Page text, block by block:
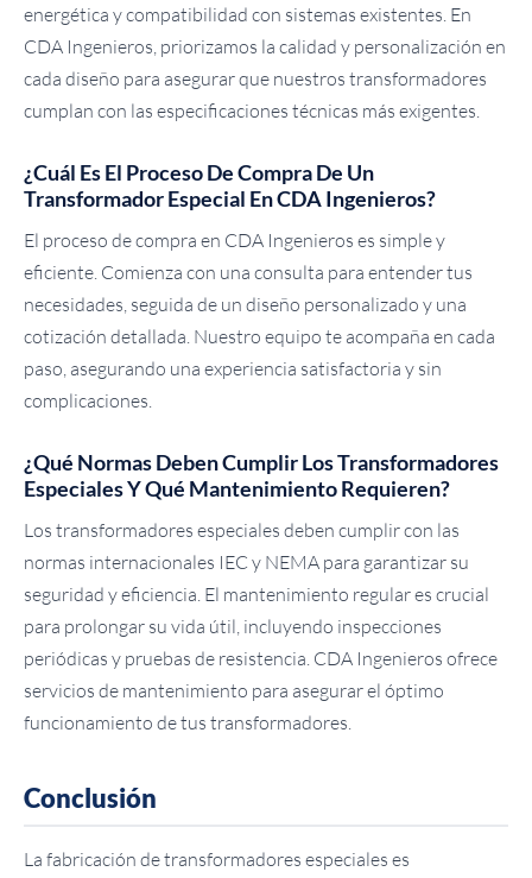
energética y compatibilidad con sistemas existentes. En
CDA Ingenieros, priorizamos la calidad y personalización en
cada diseño para asegurar que nuestros transformadores
cumplan con las especificaciones técnicas más exigentes.
¿Cuál Es El Proceso De Compra De Un
Transformador Especial En CDA Ingenieros?
El proceso de compra en CDA Ingenieros es simple y
eficiente. Comienza con una consulta para entender tus
necesidades, seguida de un diseño personalizado y una
cotización detallada. Nuestro equipo te acompaña en cada
paso, asegurando una experiencia satisfactoria y sin
complicaciones.
¿Qué Normas Deben Cumplir Los Transformadores
Especiales Y Qué Mantenimiento Requieren?
Los transformadores especiales deben cumplir con las
normas internacionales IEC y NEMA para garantizar su
seguridad y eficiencia. El mantenimiento regular es crucial
para prolongar su vida útil, incluyendo inspecciones
periódicas y pruebas de resistencia. CDA Ingenieros ofrece
servicios de mantenimiento para asegurar el óptimo
funcionamiento de tus transformadores.
Conclusión
La fabricación de transformadores especiales es